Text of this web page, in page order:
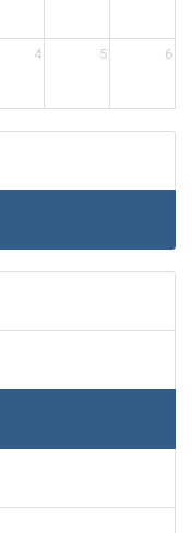
4 5 6
источниковедения